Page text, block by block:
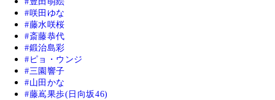
咲田ゆな
藤水咲桜
斎藤恭代
鍛治島彩
ピョ・ウンジ
三園響子
山田かな
藤嶌果歩(日向坂46)